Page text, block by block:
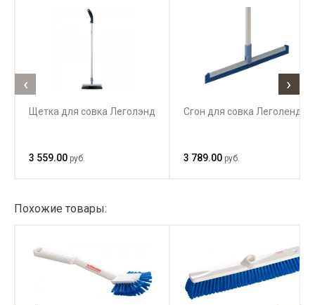
Щетка для совка Леголэнд
3 559.00 руб.
Сгон для совка Леголенд
3 789.00 руб.
‹ ›
Похожие товары: